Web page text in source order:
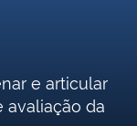
e articular
avaliação da